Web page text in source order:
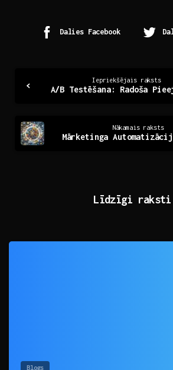
Dalies Facebook
Reading
Iepriekšējais raksts
Nākamais raksts
Līdzīgi raksti
Blogs